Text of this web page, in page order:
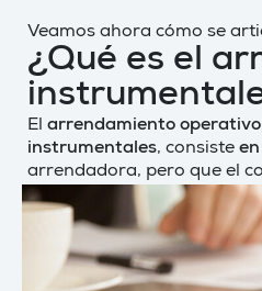
Veamos ahora cómo se
¿Qué es el
El arrendamiento
instrumentales, consiste
arrendadora, pero que el